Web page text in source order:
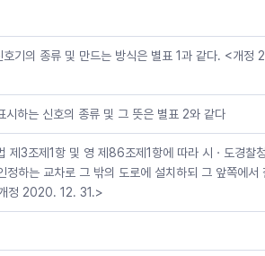
기의 종류 및 만드는 방식은 별표 1과 같다. <개정
하는 신호의 종류 및 그 뜻은 별표 2와 같다
제3조제1항 및 영 제86조제1항에 따라 시ㆍ도경찰
정하는 교차로 그 밖의 도로에 설치하되 그 앞쪽에서
정 2020. 12. 31.>